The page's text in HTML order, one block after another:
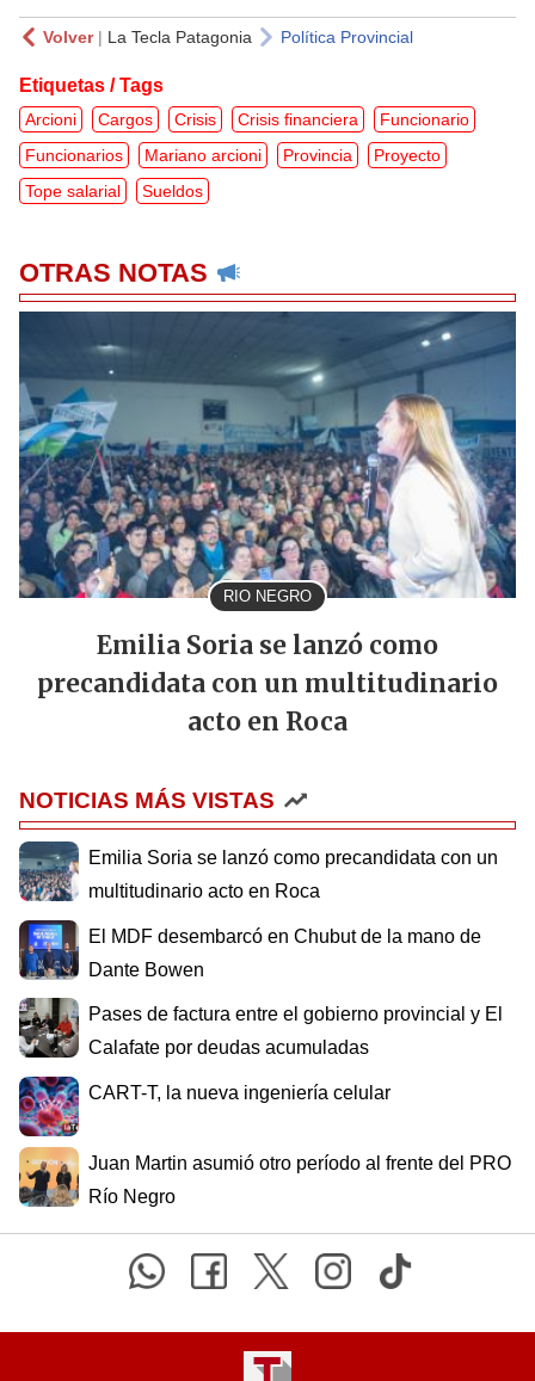
Volver| La Tecla Patagonia Política Provincial
Etiquetas / Tags
Arcioni Cargos Crisis Crisis financiera
Funcionario
Funcionarios
Mariano arcioni Provincia
Proyecto
Tope salarial
Sueldos
OTRAS NOTAS
RIO NEGRO
Emilia Soria se lanzó como
precandidata con un multitudinario
acto en Roca
NOTICIAS MÁS VISTAS
Emilia Soria se lanzó como precandidata con un
multitudinario acto en Roca
El MDF desembarcó en Chubut de la mano de
Dante Bowen
Pases de factura entre el gobierno provincial y El
Calafate por deudas acumuladas
CART-T, la nueva ingeniería celular
Juan Martin asumió otro período al frente del PRO
Río Negro